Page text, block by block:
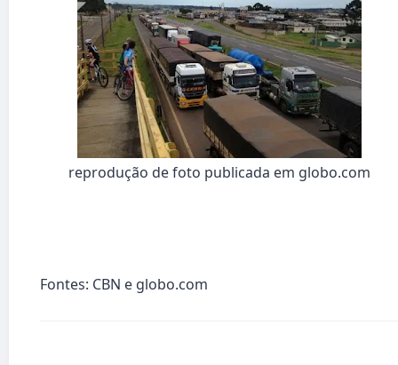
reprodução de foto publicada em globo.com
Fontes: CBN e globo.com